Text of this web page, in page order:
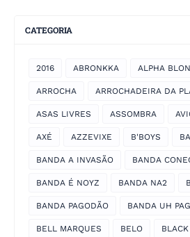
CATEGORIA
2016 ABRONKKA ALPHA
ARROCHA ARROCHADEIRA DA
ASAS LIVRES ASSOMBRA
AXÉ AZZEVIXE B'BOYS
BANDA A INVASÃO BANDA
BANDA É NOYZ BANDA NA2
BANDA PAGODÃO BANDA UH
BELL MARQUES BELO